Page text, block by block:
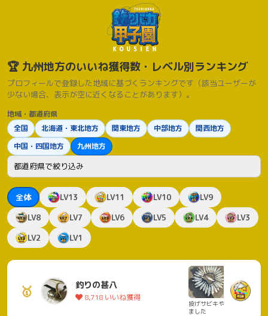
🏆 九州地方のいいね獲得数・レベル別ランキング
プロフィールで登録した地域に基づくランキングです（該当ユーザーが
少ない場合、表示が空に近くなることがあります）。
地域・都道府県
全国
北海道・東北地方 関東地方 中部地方
関西地方
中国・四国地方
九州地方
都道府県
全体 LV13 LV11 LV10
LV9
LV8
LV7 LV6 LV5 LV4
LV3
LV2
LV1
🥇 釣りの甚八
8,718 いいね獲得
投げサビキやり
ました